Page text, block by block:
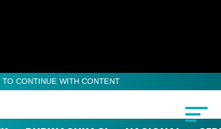
CONTINUE WITH CONTENT